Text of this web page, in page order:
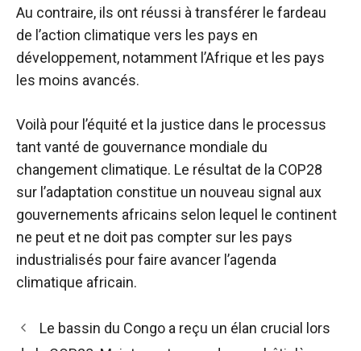
Au contraire, ils ont réussi à transférer le fardeau
de l’action climatique vers les pays en
développement, notamment l’Afrique et les pays
les moins avancés.
Voilà pour l’équité et la justice dans le processus
tant vanté de gouvernance mondiale du
changement climatique. Le résultat de la COP28
sur l’adaptation constitue un nouveau signal aux
gouvernements africains selon lequel le continent
ne peut et ne doit pas compter sur les pays
industrialisés pour faire avancer l’agenda
climatique africain.
Navigation
des
Le bassin du Congo a reçu un élan crucial lors